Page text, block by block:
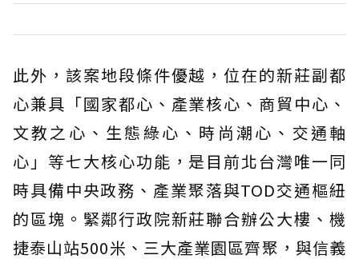
此外，該案地段條件優越，位在的新莊副都
心兼具「國家都心、產業核心、商貿中心、
文教之心、生態綠心、時尚潮心、交通軸
心」等七大核心功能，是目前北台灣唯一同
時具備中央政務、產業聚落與TOD交通樞紐
的區塊。緊鄰行政院新莊聯合辦公大樓、機
捷泰山站500米、三大產業園區齊聚，與信義